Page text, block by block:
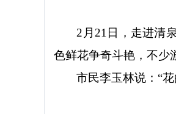
2月21日，走进清
色鲜花争奇斗艳，不少
市民李玉林说： “